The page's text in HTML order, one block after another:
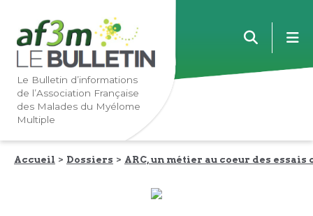
Lien
vers
navigation
principale
Lien
vers
contenu
principal
Le Bulletin d’informations
de l’Association Française
des Malades du Myélome
Multiple
Accueil Dossiers ARC, un métier au coeur des